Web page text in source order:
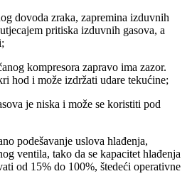
dovoda zraka, zapremina izduvnih
pritiska izduvnih gasova, a
kompresora zapravo ima zazor.
hod i može izdržati udare tekućine;
je niska i može se koristiti pod
podešavanje uslova hlađenja,
ventila, tako da se kapacitet hlađenja
od 15% do 100%, štedeći operativne